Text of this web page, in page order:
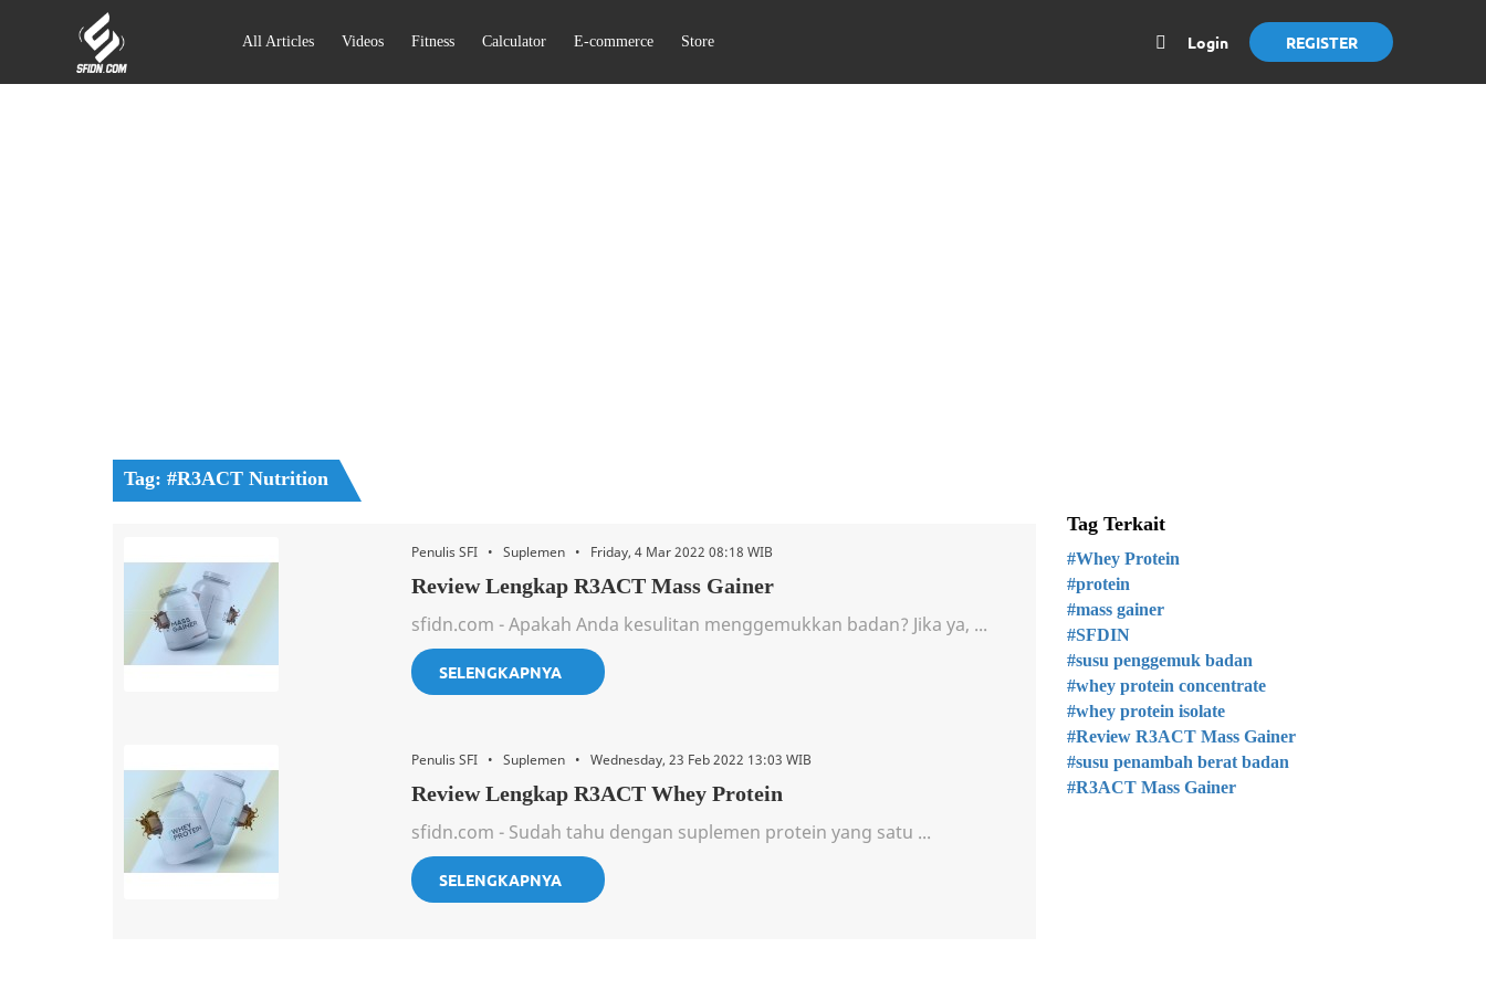
All Articles Videos Fitness Calculator E-commerce Store Login REGISTER
Tag: #R3ACT Nutrition
Penulis SFI • Suplemen • Friday, 4 Mar 2022 08:18 WIB
Review Lengkap R3ACT Mass Gainer
sfidn.com - Apakah Anda kesulitan menggemukkan badan? Jika ya, ...
SELENGKAPNYA
Penulis SFI • Suplemen • Wednesday, 23 Feb 2022 13:03 WIB
Review Lengkap R3ACT Whey Protein
sfidn.com - Sudah tahu dengan suplemen protein yang satu ...
SELENGKAPNYA
Tag Terkait
#Whey Protein
#protein
#mass gainer
#SFDIN
#susu penggemuk badan
#whey protein concentrate
#whey protein isolate
#Review R3ACT Mass Gainer
#susu penambah berat badan
#R3ACT Mass Gainer